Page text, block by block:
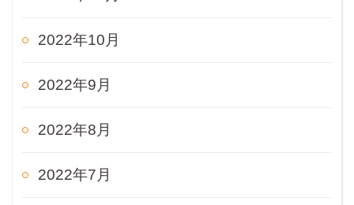
2022年10月
2022年9月
2022年8月
2022年7月